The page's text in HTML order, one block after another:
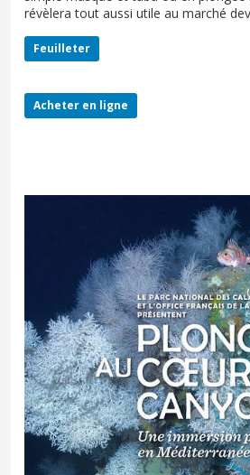
révèlera tout aussi utile au marché
Feuilleter
Acheter en ligne